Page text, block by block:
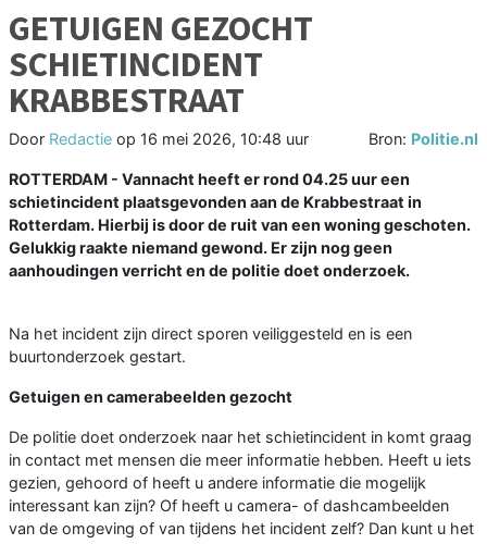
GETUIGEN GEZOCHT
SCHIETINCIDENT
KRABBESTRAAT
Door Redactie op 16 mei 2026, 10:48 uur Bron: Politie.nl
ROTTERDAM - Vannacht heeft er rond 04.25 uur een
schietincident plaatsgevonden aan de Krabbestraat in
Rotterdam. Hierbij is door de ruit van een woning geschoten.
Gelukkig raakte niemand gewond. Er zijn nog geen
aanhoudingen verricht en de politie doet onderzoek.
Na het incident zijn direct sporen veiliggesteld en is een
buurtonderzoek gestart.
Getuigen en camerabeelden gezocht
De politie doet onderzoek naar het schietincident in komt graag
in contact met mensen die meer informatie hebben. Heeft u iets
gezien, gehoord of heeft u andere informatie die mogelijk
interessant kan zijn? Of heeft u camera- of dashcambeelden
van de omgeving of van tijdens het incident zelf? Dan kunt u het